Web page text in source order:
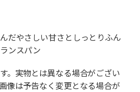
だやさしい甘さとしっとりふん
ンスパン
。実物とは異なる場合がござい
像は予告なく変更となる場合が